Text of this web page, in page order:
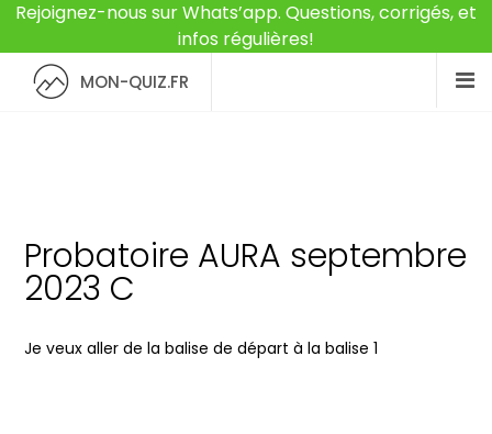
Rejoignez-nous sur Whats’app. Questions, corrigés, et
infos régulières!
MON-QUIZ.FR
Probatoire AURA septembre
2023 C
Je veux aller de la balise de départ à la balise 1